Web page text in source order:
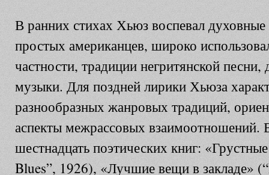
В ранних стихах Хьюз воспевал
простых американцев, широко
частности, традиции негритянской
музыки. Для поздней лирики Хьюза
разнообразных жанровых традиций,
аспекты межрассовых взаимоотношений.
шестнадцать поэтических книг:
Blues”, 1926), «Лучшие вещи в закладе»